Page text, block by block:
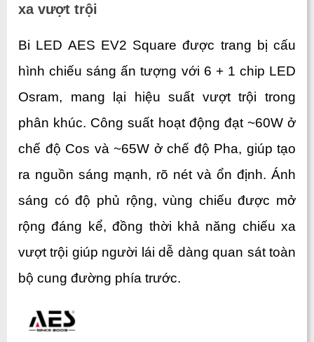
xa vượt trội
Bi LED AES EV2 Square được trang bị cấu
hình chiếu sáng ấn tượng với 6 + 1 chip LED
Osram, mang lại hiệu suất vượt trội trong
phân khúc. Công suất hoạt động đạt ~60W ở
chế độ Cos và ~65W ở chế độ Pha, giúp tạo
ra nguồn sáng mạnh, rõ nét và ổn định. Ánh
sáng có độ phủ rộng, vùng chiếu được mở
rộng đáng kể, đồng thời khả năng chiếu xa
vượt trội giúp người lái dễ dàng quan sát toàn
bộ cung đường phía trước.